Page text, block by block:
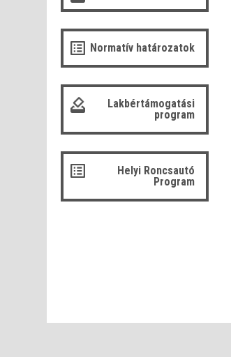
Normatív határozatok
Lakbértámogatási
program
Helyi Roncsautó
Program